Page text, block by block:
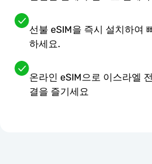
선불 eSIM을 즉시 설치하여
하세요.
온라인 eSIM으로 이스라엘
결을 즐기세요